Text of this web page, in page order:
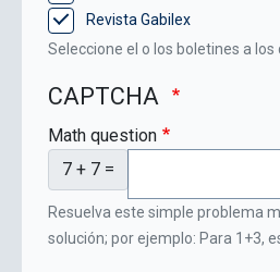
Revista Gabilex
Seleccione el o los boletines a los
CAPTCHA
Math question
7 + 7 =
Resuelva este simple problema
solución; por ejemplo: Para 1+3,